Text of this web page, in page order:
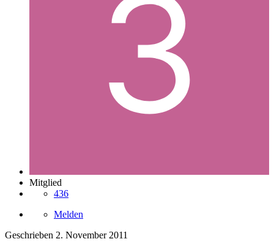
Mitglied
436
Melden
Geschrieben 2. November 2011